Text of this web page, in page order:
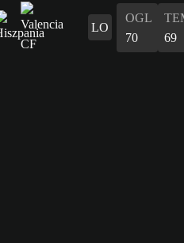
LO
OGL
70
69